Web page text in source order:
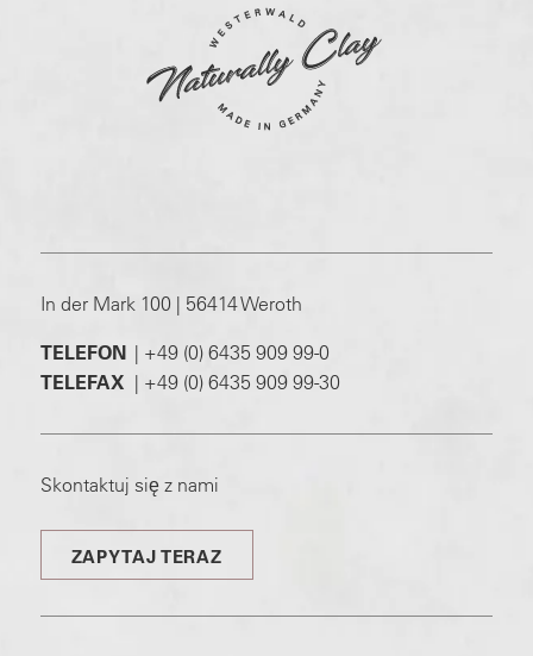
In der Mark 100 | 56414 Weroth
TELEFON | +49 (0) 6435 909 99-0
TELEFAX | +49 (0) 6435 909 99-30
Skontaktuj się z nami
ZAPYTAJ TERAZ